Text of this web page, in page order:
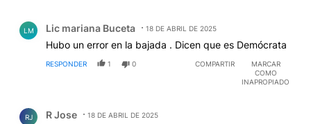
LM Lic mariana Buceta 18 DE ABRIL DE 2025
Hubo un error en la bajada . Dicen que es Demócrata
RESPONDER 1 0 COMPARTIR
MARCAR
COMO
INAPROPIADO
RJ R Jose 18 DE ABRIL DE 2025